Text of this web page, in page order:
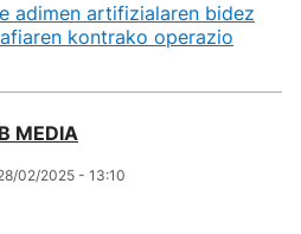
adimen artifizialaren bidez
kontrako operazio
MEDIA
02/2025 - 13:10